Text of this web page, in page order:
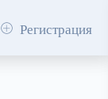
Регистрация